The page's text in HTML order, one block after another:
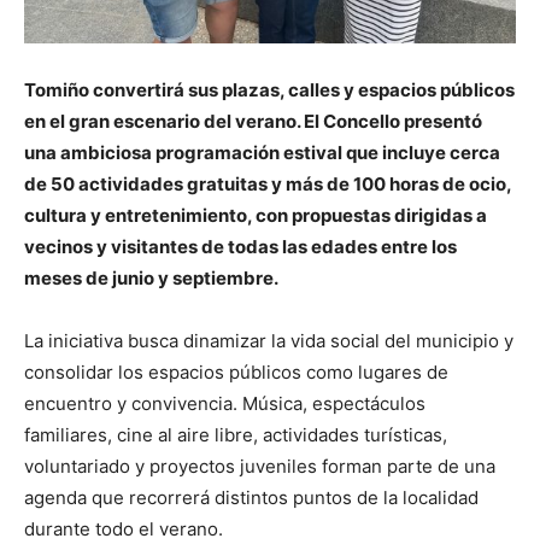
Tomiño convertirá sus plazas, calles y espacios públicos
en el gran escenario del verano. El Concello presentó
una ambiciosa programación estival que incluye cerca
de 50 actividades gratuitas y más de 100 horas de ocio,
cultura y entretenimiento, con propuestas dirigidas a
vecinos y visitantes de todas las edades entre los
meses de junio y septiembre.
La iniciativa busca dinamizar la vida social del municipio y
consolidar los espacios públicos como lugares de
encuentro y convivencia. Música, espectáculos
familiares, cine al aire libre, actividades turísticas,
voluntariado y proyectos juveniles forman parte de una
agenda que recorrerá distintos puntos de la localidad
durante todo el verano.